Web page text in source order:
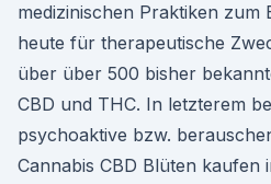
medizinischen Praktiken zum
heute für therapeutische
über über 500 bisher
CBD und THC. In letzterem
psychoaktive bzw.
Cannabis CBD Blüten kaufen